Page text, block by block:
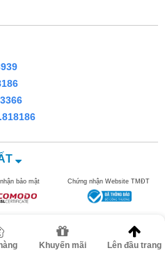
bảo mật Chứng nhận Website TMĐT
TNHH Dann Việt Nam. MST
Khuyến mãi Lên đầu trang